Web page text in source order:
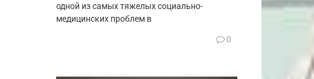
одной из самых тяжелых социально-
медицинских проблем в
0